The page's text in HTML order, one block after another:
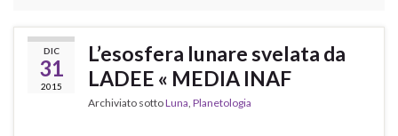
DIC
31
2015
L’esosfera lunare svelata da
LADEE « MEDIA INAF
Archiviato sottoLuna, Planetologia